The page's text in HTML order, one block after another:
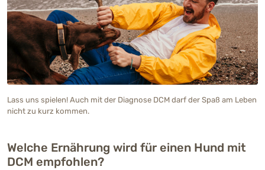
Lass uns spielen! Auch mit der Diagnose DCM darf der Spaß am Leben
nicht zu kurz kommen.
Welche Ernährung wird für einen Hund mit
DCM empfohlen?